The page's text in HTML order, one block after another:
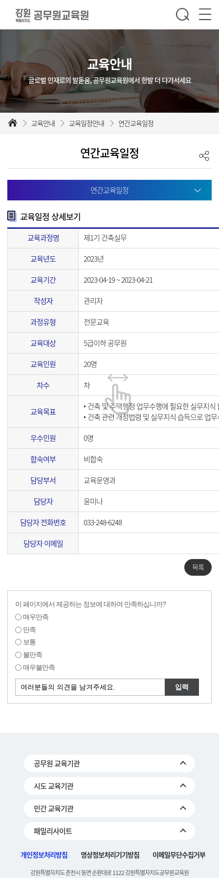
교육안내
글로벌 인재로의 발돋움, 공무원교육원에서 한발 더 다가서세요
교육안내 교육일정안내 연간교육일정
연간교육일정
연간교육일정
교육일정 상세보기
교육과정명
제1기 건축실무
교육년도
2023년
교육기간
2023-04-19 ~ 2023-04-21
작성자
관리자
과정유형
전문교육
교육대상
5급이하 공무원
교육인원
20명
차수
차
교육목표
‣ 건축 및 주택행정 업무수행에 필요한 실무지식
‣ 건축 관련 개정법령 및 실무지식 습득으로 업
우수인원
0명
합숙여부
비합숙
담당부서
교육운영과
담당자
윤미나
담당자 전화번호
033-248-6248
담당자 이메일
목록
이 페이지에서 제공하는 정보에 대하여 만족하십니까?
매우만족
만족
보통
불만족
매우불만족
공무원 교육기관
시도 교육기관
민간 교육기관
패밀리사이트
개인정보처리방침 영상정보처리기기방침 이메일무단수집거부
강원특별자치도 춘천시 동면 순환대로 1122 강원특별자치도공무원교육원